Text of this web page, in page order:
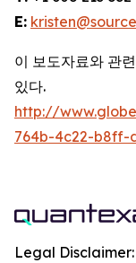
E:
이 보도자료와 관
있다.
http://
764b-4c22-b8ff-
Legal Disclaimer: